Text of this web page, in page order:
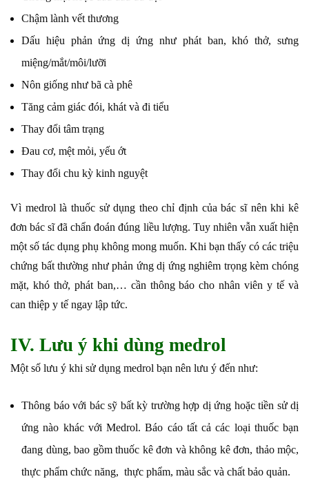
Chậm lành vết thương
Dấu hiệu phản ứng dị ứng như phát ban, khó thở, sưng
miệng/mắt/môi/lưỡi
Nôn giống như bã cà phê
Tăng cảm giác đói, khát và đi tiểu
Thay đổi tâm trạng
Đau cơ, mệt mỏi, yếu ớt
Thay đổi chu kỳ kinh nguyệt
Vì medrol là thuốc sử dụng theo chỉ định của bác sĩ nên khi kê
đơn bác sĩ đã chẩn đoán đúng liều lượng. Tuy nhiên vẫn xuất hiện
một số tác dụng phụ không mong muốn. Khi bạn thấy có các triệu
chứng bất thường như phản ứng dị ứng nghiêm trọng kèm chóng
mặt, khó thở, phát ban,… cần thông báo cho nhân viên y tế và
can thiệp y tế ngay lập tức.
IV. Lưu ý khi dùng medrol
Một số lưu ý khi sử dụng medrol bạn nên lưu ý đến như:
Thông báo với bác sỹ bất kỳ trường hợp dị ứng hoặc tiền sử dị
ứng nào khác với Medrol. Báo cáo tất cả các loại thuốc bạn
đang dùng, bao gồm thuốc kê đơn và không kê đơn, thảo mộc,
thực phẩm chức năng, thực phẩm, màu sắc và chất bảo quản.